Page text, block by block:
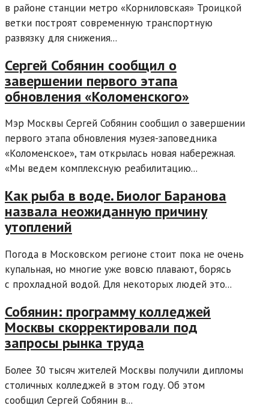
в районе станции метро «Корниловская» Троицкой
ветки построят современную транспортную
развязку для снижения...
Сергей Собянин сообщил о
завершении первого этапа
обновления «Коломенского»
Мэр Москвы Сергей Собянин сообщил о завершении
первого этапа обновления музея-заповедника
«Коломенское», там открылась новая набережная.
«Мы ведем комплексную реабилитацию...
Как рыба в воде. Биолог Баранова
назвала неожиданную причину
утоплений
Погода в Московском регионе стоит пока не очень
купальная, но многие уже вовсю плавают, борясь
с прохладной водой. Для некоторых людей это...
Собянин: программу колледжей
Москвы скорректировали под
запросы рынка труда
Более 30 тысяч жителей Москвы получили дипломы
столичных колледжей в этом году. Об этом
сообщил Сергей Собянин в...